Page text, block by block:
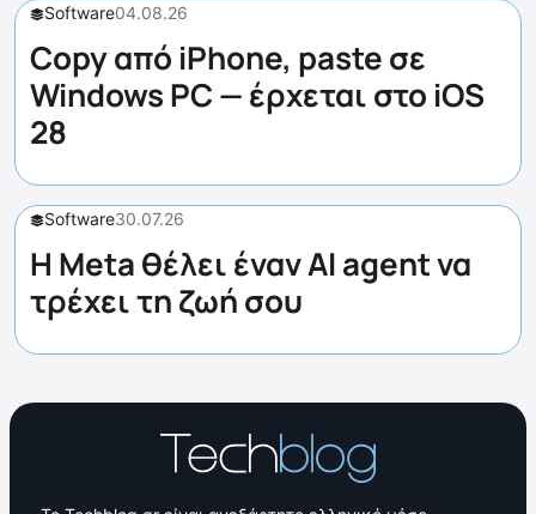
Software04.08.26
Copy από iPhone, paste σε
Windows PC — έρχεται στο iOS
28
Software30.07.26
Η Meta θέλει έναν AI agent να
τρέχει τη ζωή σου